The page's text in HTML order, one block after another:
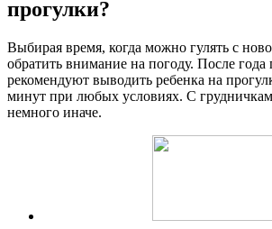
прогулки?
Выбирая время, когда можно гулять с
обратить внимание на погоду. После года
рекомендуют выводить ребенка на
минут при любых условиях. С
немного иначе.